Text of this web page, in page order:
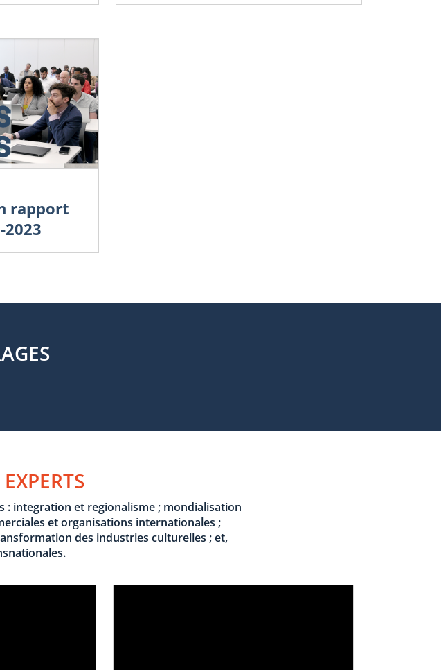
rapport
: integration et regionalisme ; mondialisation
et organisations internationales ;
des industries culturelles ; et,